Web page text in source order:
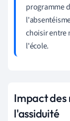
programme
choisir entre
l'école.
Impact des
l'assiduité